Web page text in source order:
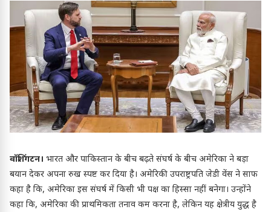
वॉशिंगटन। भारत और पाकिस्तान के बीच बढ़ते संघर्ष के बीच अमेरिका ने बड़ा
बयान देकर अपना रुख स्पष्ट कर दिया है। अमेरिकी उपराष्ट्रपति जेडी वेंस ने साफ
कहा है कि, अमेरिका इस संघर्ष में किसी भी पक्ष का हिस्सा नहीं बनेगा। उन्होंने
कहा कि, अमेरिका की प्राथमिकता तनाव कम करना है, लेकिन यह क्षेत्रीय युद्ध है